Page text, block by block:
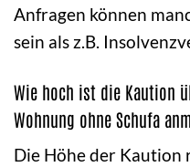
Anfragen können
sein als z.B.
Wie hoch ist die Kaution
Wohnung ohne Schufa
Die Höhe der Kaution